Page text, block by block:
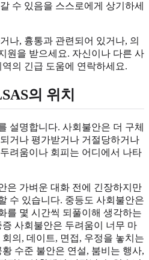
수 있음을 스스로에게 상기하세
나, 흉통과 관련되어 있거나, 의
원을 받으세요. 자신이나 다른 사
의 긴급 도움에 연락하세요.
의 위치
설명합니다. 사회불안은 더 구체
거나 평가받거나 거절당하거나
려움이나 회피는 어디에서 나타
은 가벼운 대화 전에 긴장하지만
수 있습니다. 중등도 사회불안은
를 몇 시간씩 되풀이해 생각하는
사회불안은 두려움이 너무 마
의, 데이트, 면접, 우정을 놓치는
수준 불안은 연설, 붐비는 행사,